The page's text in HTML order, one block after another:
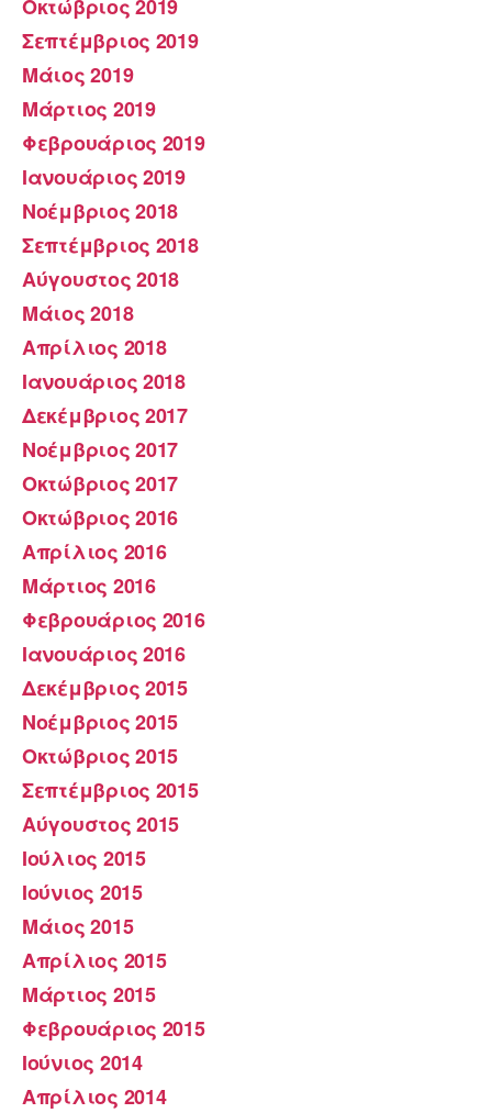
Οκτώβριος 2019
Σεπτέμβριος 2019
Μάιος 2019
Μάρτιος 2019
Φεβρουάριος 2019
Ιανουάριος 2019
Νοέμβριος 2018
Σεπτέμβριος 2018
Αύγουστος 2018
Μάιος 2018
Απρίλιος 2018
Ιανουάριος 2018
Δεκέμβριος 2017
Νοέμβριος 2017
Οκτώβριος 2017
Οκτώβριος 2016
Απρίλιος 2016
Μάρτιος 2016
Φεβρουάριος 2016
Ιανουάριος 2016
Δεκέμβριος 2015
Νοέμβριος 2015
Οκτώβριος 2015
Σεπτέμβριος 2015
Αύγουστος 2015
Ιούλιος 2015
Ιούνιος 2015
Μάιος 2015
Απρίλιος 2015
Μάρτιος 2015
Φεβρουάριος 2015
Ιούνιος 2014
Απρίλιος 2014